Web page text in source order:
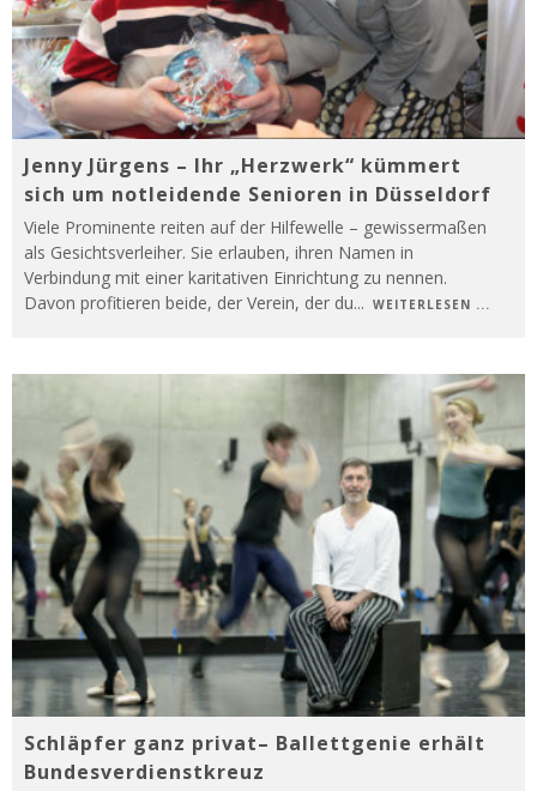
Jenny Jürgens – Ihr „Herzwerk“ kümmert
sich um notleidende Senioren in Düsseldorf
Viele Prominente reiten auf der Hilfewelle – gewissermaßen
als Gesichtsverleiher. Sie erlauben, ihren Namen in
Verbindung mit einer karitativen Einrichtung zu nennen.
Davon profitieren beide, der Verein, der du... WEITERLESEN ...
Schläpfer ganz privat– Ballettgenie erhält
Bundesverdienstkreuz